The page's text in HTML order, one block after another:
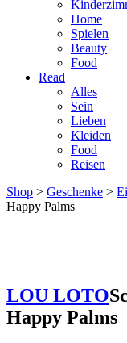
Home
Spielen
Beauty
Food
Read
Alles
Sein
Lieben
Kleiden
Food
Reisen
Shop > Geschenke >
Happy Palms
LOU LOTO
Happy Palms